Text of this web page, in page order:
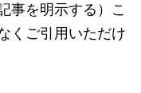
事を明示する）こ
くご引用いただけ